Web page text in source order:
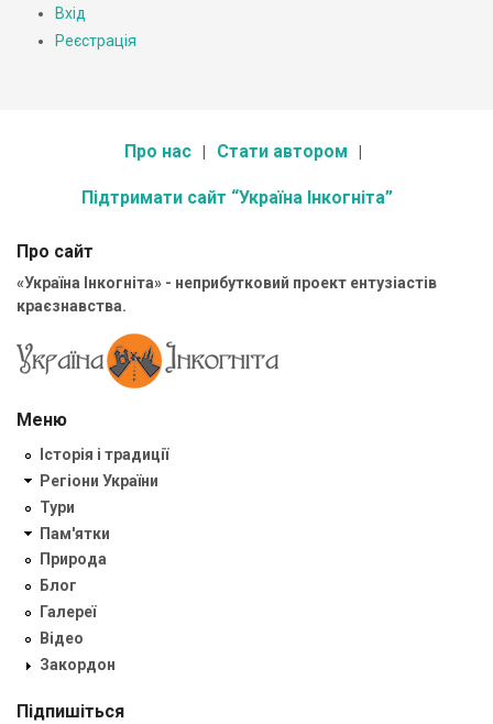
Вхід
Реєстрація
Про нас Стати автором
Підтримати сайт “Україна Інкогніта”
Про сайт
«Україна Інкогніта» - неприбутковий проект ентузіастів
краєзнавства.
Меню
Історія і традиції
Регіони України
Тури
Пам'ятки
Природа
Блог
Галереї
Відео
Закордон
Підпишіться